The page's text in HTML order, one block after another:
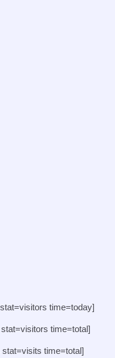
time=today]
time=total]
time=total]